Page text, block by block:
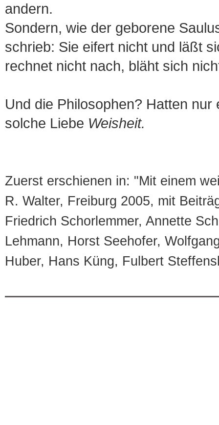
andern.
Sondern, wie der geborene
schrieb: Sie eifert nicht und läßt
rechnet nicht nach, bläht sich
Und die Philosophen? Hatten
solche Liebe Weisheit.
Zuerst erschienen in: "Mit einem
R. Walter, Freiburg 2005, mit
Friedrich Schorlemmer, Annette
Lehmann, Horst Seehofer,
Huber, Hans Küng, Fulbert